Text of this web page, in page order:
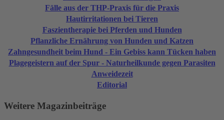
Fälle aus der THP-Praxis für die Praxis
Hautirritationen bei Tieren
Faszientherapie bei Pferden und Hunden
Pflanzliche Ernährung von Hunden und Katzen
Zahngesundheit beim Hund - Ein Gebiss kann Tücken haben
Plagegeistern auf der Spur - Naturheilkunde gegen Parasiten
Anweidezeit
Editorial
Weitere Magazinbeiträge